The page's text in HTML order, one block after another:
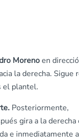
Morenoen
la derecha. Sigue
el plantel.
Posteriormente,
gira a la derecha
e inmediatamente